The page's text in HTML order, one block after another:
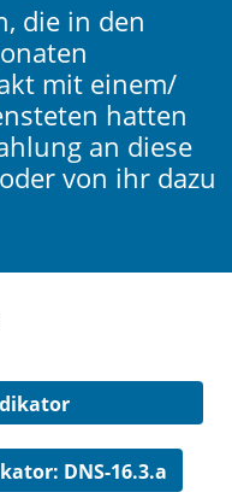
die in den
mit einem/
hatten
an diese
von ihr dazu
DNS-16.3.a